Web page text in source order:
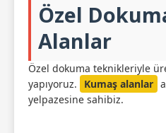
Özel
Alanlar
Özel dokuma teknikleriyle
yapıyoruz.
Kumaş alanlar
yelpazesine sahibiz.